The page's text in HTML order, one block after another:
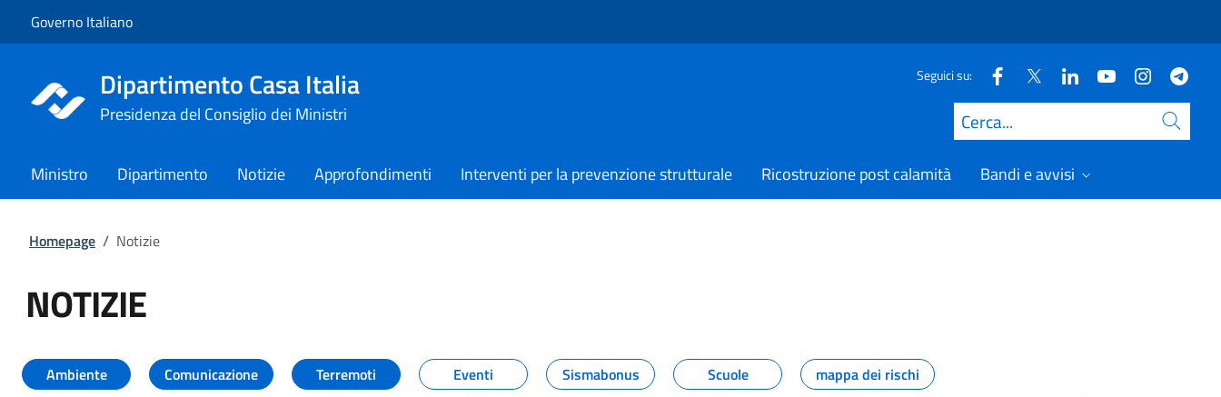
Governo Italiano
Dipartimento Casa Italia
Presidenza del Consiglio dei Ministri
Seguici su:
Cerca
Ministro Dipartimento Notizie Approfondimenti Interventi per la prevenzione strutturale Ricostruzione post calamità Bandi e avvisi
Homepage / Notizie
NOTIZIE
Tutti i contenuti della pagina NOTIZIE
Ambiente Comunicazione Terremoti Eventi Sismabonus Scuole
mappa dei rischi